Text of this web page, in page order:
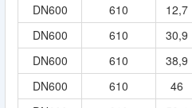
DN600
610 12,7
DN600
610 30,9
DN600
610 38,9
DN600
610 46